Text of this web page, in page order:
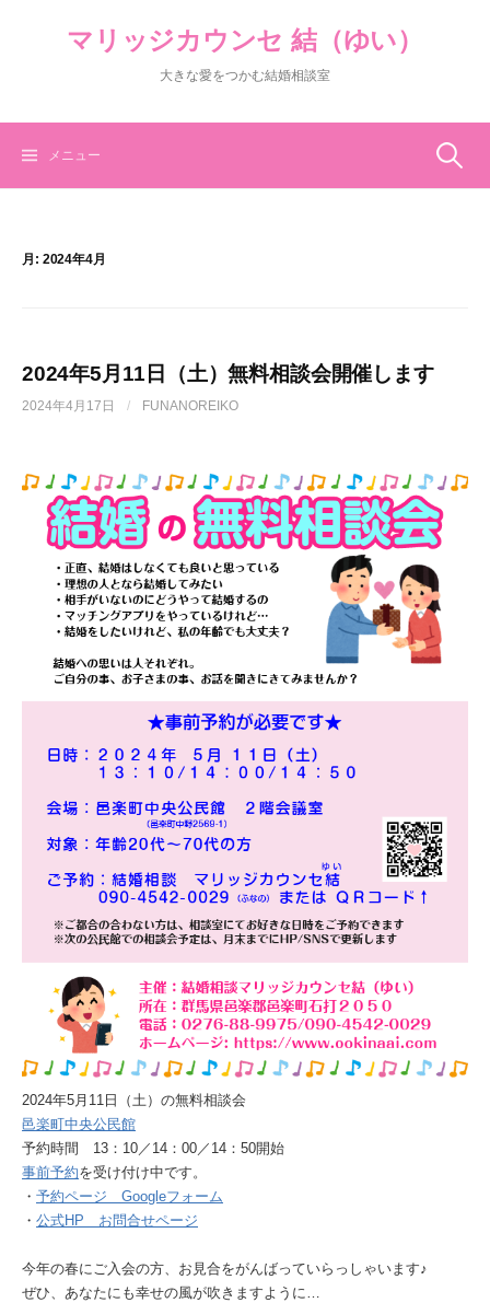
マリッジカウンセ 結（ゆい）
大きな愛をつかむ結婚相談室
メニュー 検
月: 2024年4月
2024年5月11日（土）無料相談会開催します
2024年4月17日 / FUNANOREIKO
2024年5月11日（土）の無料相談会
邑楽町中央公民館
予約時間 13：10／14：00／14：50開始
事前予約を受け付け中です。
・ 予約ページ Googleフォーム
・ 公式HP お問合せページ
今年の春にご入会の方、お見合をがんばっていらっしゃいます♪
ぜひ、あなたにも幸せの風が吹きますように…